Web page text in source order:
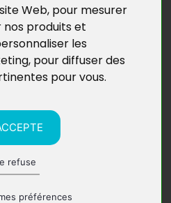
Web, pour mesurer
produits et
les
, pour diffuser des
pour vous.
refuse
préférences